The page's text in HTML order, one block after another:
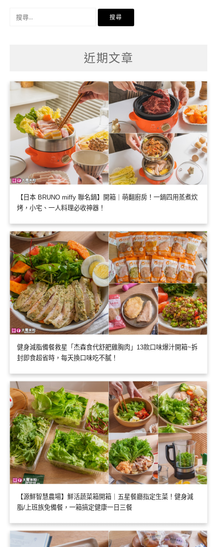
近期文章
【日本 BRUNO miffy 聯名鍋】開箱｜萌翻廚房！一鍋四用蒸煮炊
烤，小宅、一人料理必收神器！
健身減脂備餐救星「杰森食代舒肥雞胸肉」13款口味爆汁開箱~拆
封即食超省時，每天換口味吃不膩！
【源鮮智慧農場】鮮活蔬菜箱開箱｜五星餐廳指定生菜！健身減
脂/上班族免備餐，一箱搞定健康一日三餐